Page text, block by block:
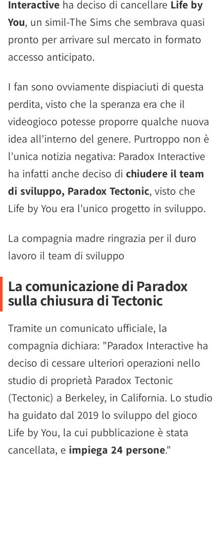
Interactive ha deciso di cancellare Life by
You, un simil-The Sims che sembrava quasi
pronto per arrivare sul mercato in formato
accesso anticipato.
I fan sono ovviamente dispiaciuti di questa
perdita, visto che la speranza era che il
videogioco potesse proporre qualche nuova
idea all'interno del genere. Purtroppo non è
l'unica notizia negativa: Paradox Interactive
ha infatti anche deciso di chiudere il team
di sviluppo, Paradox Tectonic, visto che
Life by You era l'unico progetto in sviluppo.
La compagnia madre ringrazia per il duro
lavoro il team di sviluppo
La comunicazione di Paradox
sulla chiusura di Tectonic
Tramite un comunicato ufficiale, la
compagnia dichiara: "Paradox Interactive ha
deciso di cessare ulteriori operazioni nello
studio di proprietà Paradox Tectonic
(Tectonic) a Berkeley, in California. Lo studio
ha guidato dal 2019 lo sviluppo del gioco
Life by You, la cui pubblicazione è stata
cancellata, e impiega 24 persone."